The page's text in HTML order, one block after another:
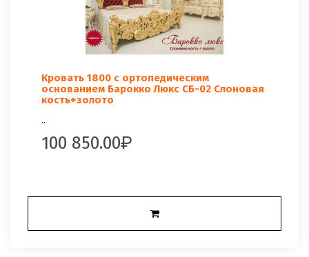
Кровать 1800 с ортопедическим
основанием Барокко Люкс СБ-02 Слоновая
кость+золото
..
100 850.00